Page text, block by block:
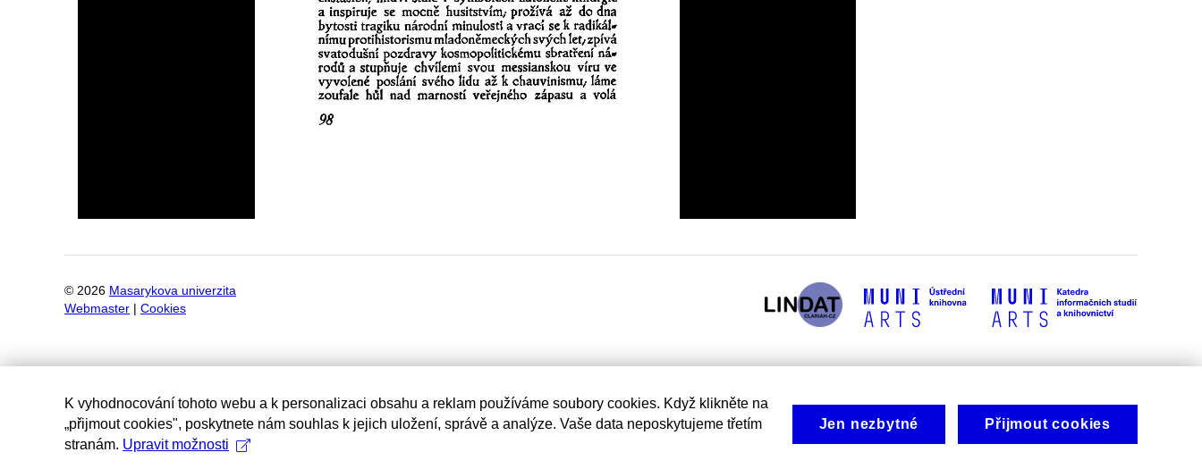
© 2026 Masarykova univerzita
Webmaster
Cookies
K vyhodnocování tohoto webu a k personalizaci obsahu a reklam používáme soubory cookies. Když klikněte na
„přijmout cookies", poskytnete nám souhlas k jejich uložení, správě a analýze. Vaše data neposkytujeme třetím
stranám. Upravit možnosti
Jen nezbytné Přijmout cookies